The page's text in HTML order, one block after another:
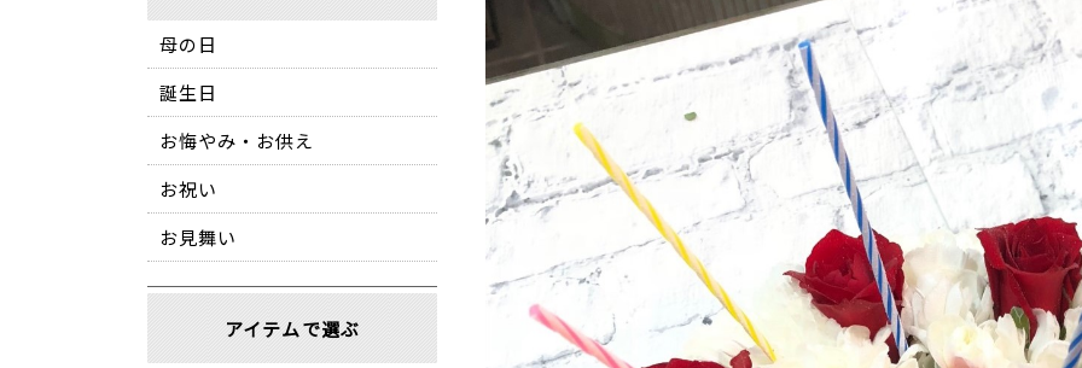
母の日
誕生日
お悔やみ・お供え
お祝い
お見舞い
アイテムで選ぶ